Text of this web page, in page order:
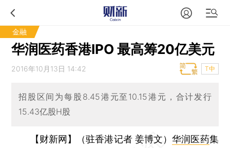
金融
华润医药香港IPO 最高筹20亿美元
2016年10月13日 14:42 T中
招股区间为每股8.45港元至10.15港元，合计发行
15.43亿股H股
【财新网】（驻香港记者 姜博文）华润医药集